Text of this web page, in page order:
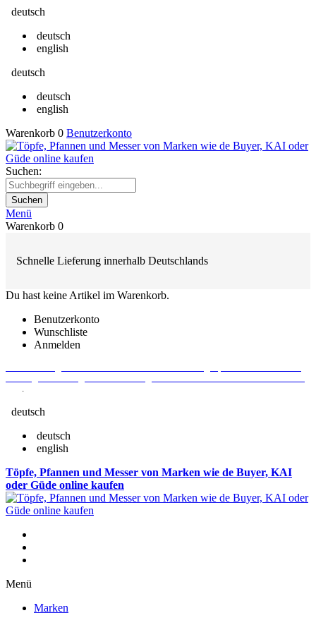
deutsch
deutsch
english
deutsch
deutsch
english
Warenkorb 0 Benutzerkonto
Suchen:
Suchen
Menü
Warenkorb 0
Schnelle Lieferung innerhalb Deutschlands
Du hast keine Artikel im Warenkorb.
Benutzerkonto
Wunschliste
Anmelden
.
deutsch
deutsch
english
Töpfe, Pfannen und Messer von Marken wie de Buyer, KAI
oder Güde online kaufen
Menü
Marken